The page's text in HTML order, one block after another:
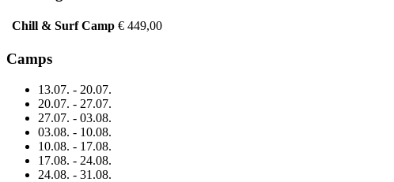
Chill & Surf Camp € 449,00
Camps
13.07. - 20.07.
20.07. - 27.07.
27.07. - 03.08.
03.08. - 10.08.
10.08. - 17.08.
17.08. - 24.08.
24.08. - 31.08.